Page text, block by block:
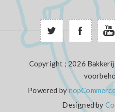
Copyright ; 2026
Powered by
Designed by